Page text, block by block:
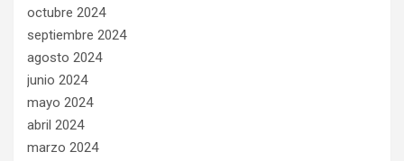
octubre 2024
septiembre 2024
agosto 2024
junio 2024
mayo 2024
abril 2024
marzo 2024